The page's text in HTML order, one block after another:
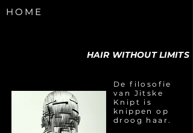
HOME
HAIR WITHOUT LIMITS
De filosofie
van Jitske
Knipt is
knippen op
droog haar.